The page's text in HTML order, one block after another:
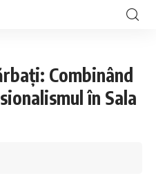
Combinând
în Sala